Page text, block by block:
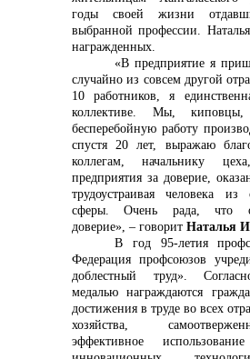
+7 (423) 234 50 50
годы своей жизни
выбранной профессии.
награжденных.
«В предприятие я
случайно из совсем другой
10 работников, я
коллективе. Мы,
бесперебойную работу
спустя 20 лет, выражаю
коллегам, начальнику
предприятия за доверие,
трудоустраивая человека из
сферы. Очень рада, что
доверие», – говорит Наталья
В год 95-летия
Федерация профсоюзов
доблестный труд».
медалью награждаются
достижения в труде во всех
хозяйства,
эффективное